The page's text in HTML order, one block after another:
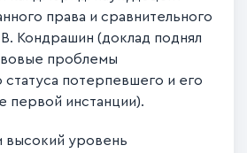
права и сравнительного
Кондрашин (доклад поднял
проблемы
статуса потерпевшего и его
первой инстанции).
высокий уровень